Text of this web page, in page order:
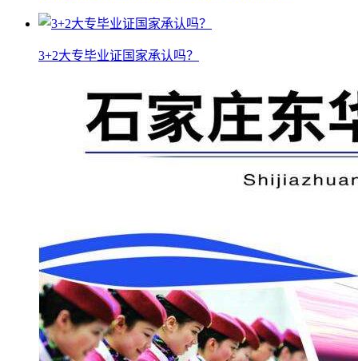
3+2大专毕业证国家承认吗？